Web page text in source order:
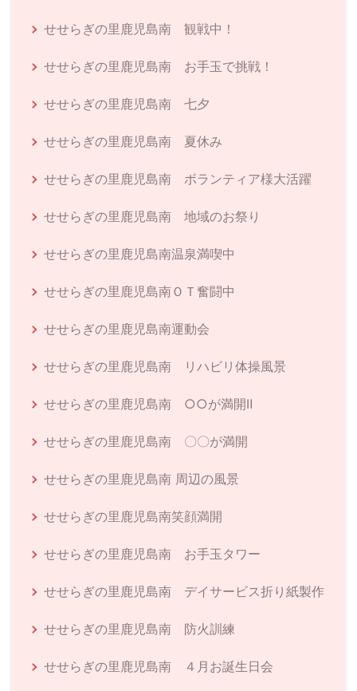
せせらぎの里鹿児島南 観戦中！
せせらぎの里鹿児島南 お手玉で挑戦！
せせらぎの里鹿児島南 七夕
せせらぎの里鹿児島南 夏休み
せせらぎの里鹿児島南 ボランティア様大活躍
せせらぎの里鹿児島南 地域のお祭り
せせらぎの里鹿児島南温泉満喫中
せせらぎの里鹿児島南ＯＴ奮闘中
せせらぎの里鹿児島南運動会
せせらぎの里鹿児島南 リハビリ体操風景
せせらぎの里鹿児島南 ○○が満開Ⅱ
せせらぎの里鹿児島南 〇〇が満開
せせらぎの里鹿児島南 周辺の風景
せせらぎの里鹿児島南笑顔満開
せせらぎの里鹿児島南 お手玉タワー
せせらぎの里鹿児島南 デイサービス折り紙製作
せせらぎの里鹿児島南 防火訓練
せせらぎの里鹿児島南 ４月お誕生日会